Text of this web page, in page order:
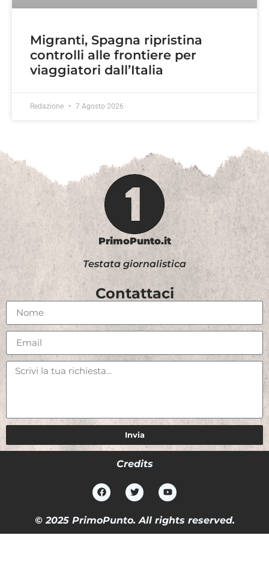
Migranti, Spagna ripristina
controlli alle frontiere per
viaggiatori dall’Italia
Redazione 7 Agosto 2026
PrimoPunto.it
Testata giornalistica
Contattaci
Invia
Credits
© 2025 PrimoPunto. All rights reserved.